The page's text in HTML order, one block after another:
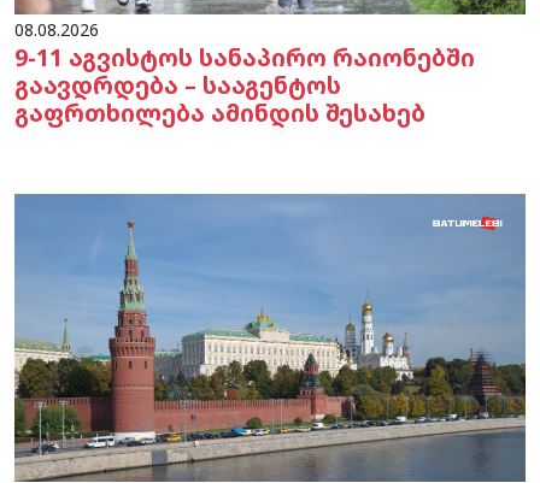
08.08.2026
9-11 აგვისტოს სანაპირო რაიონებში
გაავდრდება – სააგენტოს
გაფრთხილება ამინდის შესახებ